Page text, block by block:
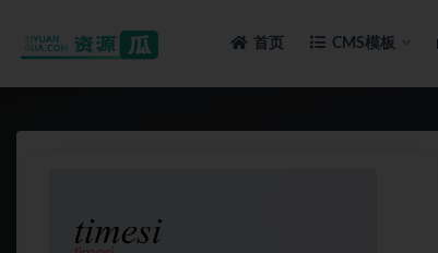
首页 CMS模板